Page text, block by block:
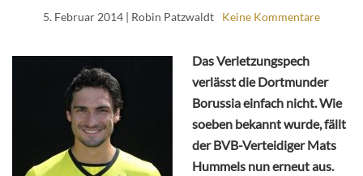
5. Februar 2014 | Robin Patzwaldt Keine Kommentare
Das Verletzungspech
verlässt die Dortmunder
Borussia einfach nicht. Wie
soeben bekannt wurde, fällt
der BVB-Verteidiger Mats
Hummels nun erneut aus.